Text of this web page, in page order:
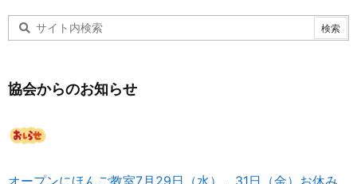
協会からのお知らせ